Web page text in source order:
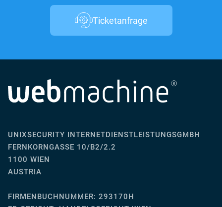
Ticketanfrage
UNIXSECURITY INTERNETDIENSTLEISTUNGSGMBH
FERNKORNGASSE 10/B2/2.2
1100 WIEN
AUSTRIA
FIRMENBUCHNUMMER: 293170H